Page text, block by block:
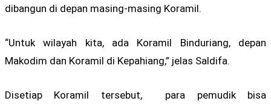
dibangun di depan masing-masing Koramil.
“Untuk wilayah kita, ada Koramil Binduriang, depan
Makodim dan Koramil di Kepahiang,” jelas Saldifa.
Disetiap Koramil tersebut, para pemudik bisa